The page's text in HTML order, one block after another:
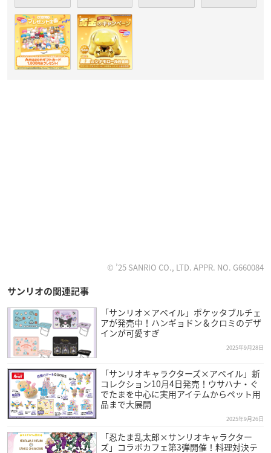
© ’25 SANRIO CO., LTD. APPR. NO. G660084
サンリオの関連記事
「サンリオ×アベイル」ポケッタブルチェ
アが発売中！ハンギョドン＆クロミのデザ
インが可愛すぎ
2025年9月28日
「サンリオキャラクターズ×アベイル」新
コレクション10月4日発売！ウサハナ・ぐ
でたまを中心に実用アイテムからペット用
品まで大展開
2025年9月26日
「忍たま乱太郎×サンリオキャラクター
ズ」コラボカフェ第3弾開催！料理対決テ